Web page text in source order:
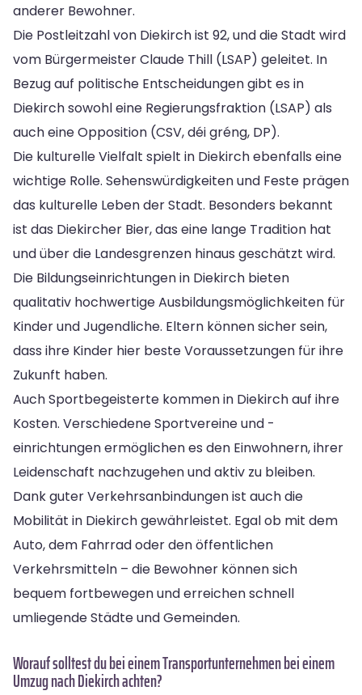
anderer Bewohner.
Die Postleitzahl von Diekirch ist 92, und die Stadt wird
vom Bürgermeister Claude Thill (LSAP) geleitet. In
Bezug auf politische Entscheidungen gibt es in
Diekirch sowohl eine Regierungsfraktion (LSAP) als
auch eine Opposition (CSV, déi gréng, DP).
Die kulturelle Vielfalt spielt in Diekirch ebenfalls eine
wichtige Rolle. Sehenswürdigkeiten und Feste prägen
das kulturelle Leben der Stadt. Besonders bekannt
ist das Diekircher Bier, das eine lange Tradition hat
und über die Landesgrenzen hinaus geschätzt wird.
Die Bildungseinrichtungen in Diekirch bieten
qualitativ hochwertige Ausbildungsmöglichkeiten für
Kinder und Jugendliche. Eltern können sicher sein,
dass ihre Kinder hier beste Voraussetzungen für ihre
Zukunft haben.
Auch Sportbegeisterte kommen in Diekirch auf ihre
Kosten. Verschiedene Sportvereine und -
einrichtungen ermöglichen es den Einwohnern, ihrer
Leidenschaft nachzugehen und aktiv zu bleiben.
Dank guter Verkehrsanbindungen ist auch die
Mobilität in Diekirch gewährleistet. Egal ob mit dem
Auto, dem Fahrrad oder den öffentlichen
Verkehrsmitteln – die Bewohner können sich
bequem fortbewegen und erreichen schnell
umliegende Städte und Gemeinden.
Worauf solltest du bei einem Transportunternehmen bei einem
Umzug nach Diekirch achten?